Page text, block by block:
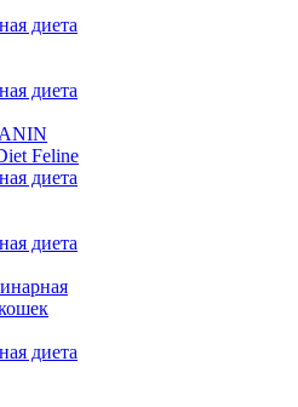
диета
диета
Feline
диета
диета
диета